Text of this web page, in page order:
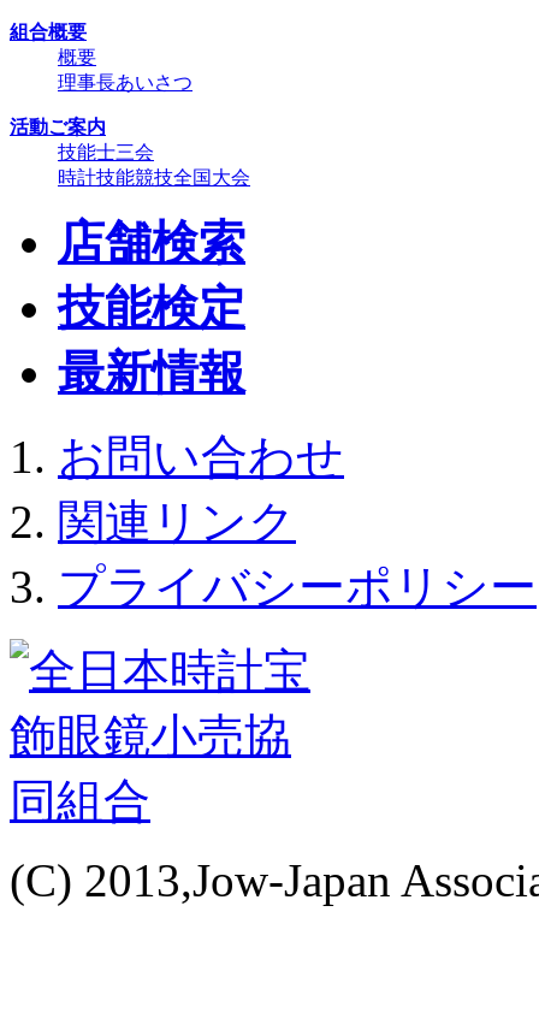
組合概要
概要
理事長あいさつ
活動ご案内
技能士三会
時計技能競技全国大会
店舗検索
技能検定
最新情報
お問い合わせ
関連リンク
プライバシーポリシー
(C) 2013,Jow-Japan